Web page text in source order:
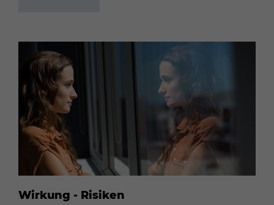
dazu
Wirkung - Risiken